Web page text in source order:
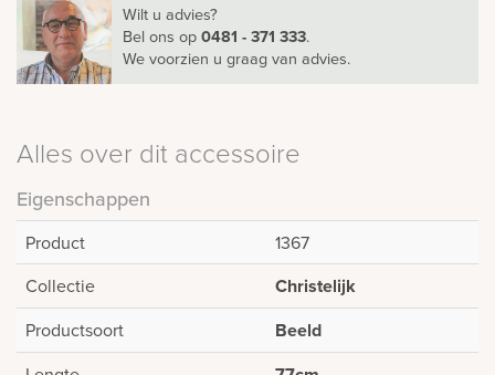
Wilt u advies?
Bel ons op0481 - 371 333.
We voorzien u graag van advies.
Alles over dit accessoire
Eigenschappen
Product
1367
Collectie
Christelijk
Productsoort Beeld